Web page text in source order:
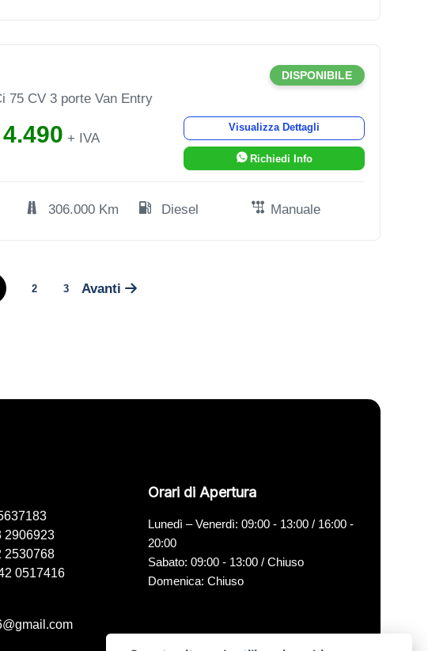
75 CV 3 porte Van Entry
DISPONIBILE
+ IVA
Visualizza Dettagli
Richiedi Info
306.000 Km Diesel Manuale
2 3 Avanti
2906923
2530768
0517416
Orari di Apertura
Lunedì – Venerdì: 09:00 - 13:00 / 16:00 -
20:00
Sabato: 09:00 - 13:00 / Chiuso
Domenica: Chiuso